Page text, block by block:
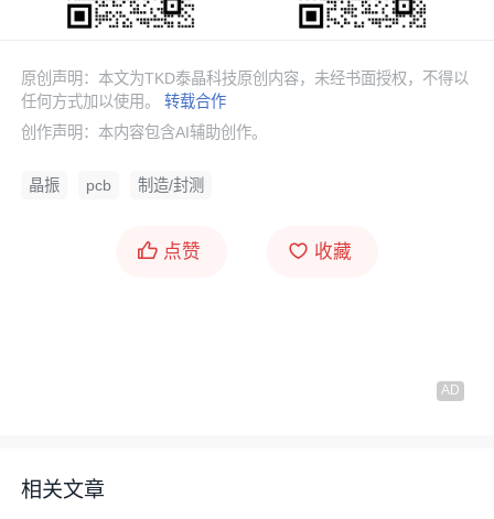
原创声明：本文为TKD泰晶科技原创内容，未经书面授权，不得以
任何方式加以使用。转载合作
创作声明：本内容包含AI辅助创作。
晶振 pcb 制造/封测
点赞 收藏
相关文章